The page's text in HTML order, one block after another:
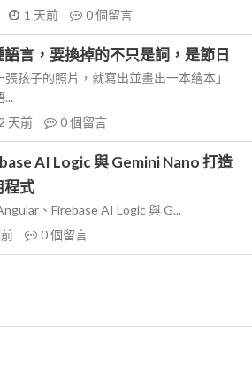
1 天前 0個留言
言，要換掉的不只是詞，是節日
孩子的照片，就寫出並畫出一本繪本」
2 天前 0個留言
AI Logic 與 Gemini Nano 打造
程式
、Firebase AI Logic 與 G...
0個留言